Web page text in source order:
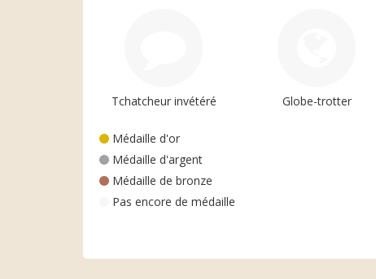
Tchatcheur invétéré Globe-trotter
Médaille d'or
Médaille d'argent
Médaille de bronze
Pas encore de médaille